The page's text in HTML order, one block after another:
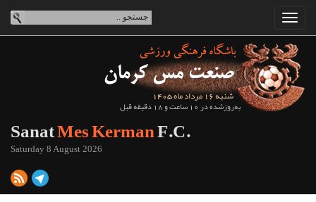
شنبه 16 مرداد ماه 1405
به‌روزشده در 10 ساعت و 18 دقیقه قبل
SanatMes KermanF.C.
Saturday 8 August 2026